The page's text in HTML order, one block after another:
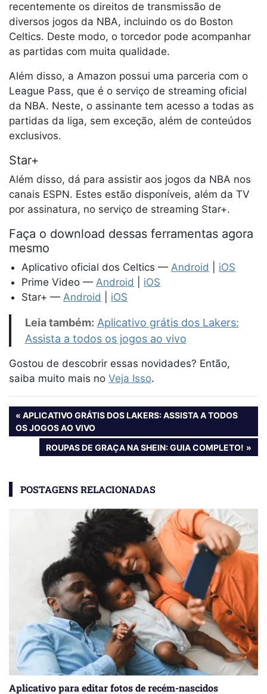
recentemente os direitos de transmissão de
diversos jogos da NBA, incluindo os do Boston
Celtics. Deste modo, o torcedor pode acompanhar
as partidas com muita qualidade.
Além disso, a Amazon possui uma parceria com o
League Pass, que é o serviço de streaming oficial
da NBA. Neste, o assinante tem acesso a todas as
partidas da liga, sem exceção, além de conteúdos
exclusivos.
Star+
Além disso, dá para assistir aos jogos da NBA nos
canais ESPN. Estes estão disponíveis, além da TV
por assinatura, no serviço de streaming Star+.
Faça o download dessas ferramentas agora
mesmo
Aplicativo oficial dos Celtics —Android
iOS
Prime Video —Android
iOS
Star+ —Android iOS
Leia também: Aplicativo grátis dos Lakers:
Assista a todos os jogos ao vivo
Gostou de descobrir essas novidades? Então,
saiba muito mais no Veja Isso.
Navegação
de
Post
PREVIOUS
POST:
APLICATIVO GRÁTIS DOS LAKERS: ASSISTA A TODOS
OS JOGOS AO VIVO
NEXT
POST:
ROUPAS DE GRAÇA NA SHEIN: GUIA COMPLETO!
POSTAGENS RELACIONADAS
Aplicativo para editar fotos de recém-nascidos